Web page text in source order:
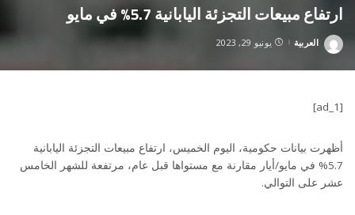
ارتفاع مبيعات التجزئة اليابانية 5.7% في مايو
Posted
العربية يونيو 29, 2023
[ad_1]
أظهرت بيانات حكومية، اليوم الخميس، ارتفاع مبيعات التجزئة اليابانية
5.7% في مايو/أيار مقارنة مع مستواها قبل عام، مرتفعة للشهر الخامس
عشر على التوالي.